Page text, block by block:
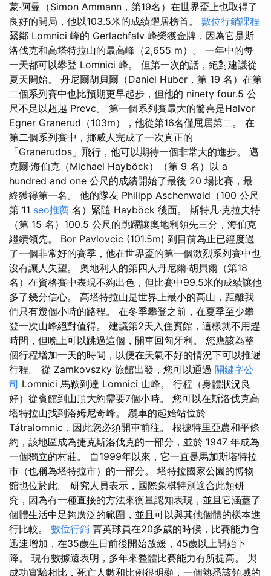
蒙·阿曼（Simon Ammann，第19名）在世界盃上也取得了
良好的開局，他以103.5米的成績躍居榜首。 數位行銷課程
緊鄰 Lomnici 峰的 Gerlachfalv 峰榮獲金牌，因為它是斯
洛伐克和高塔特拉山的最高峰（​​2,655 m）。 一年中的每
一天都可以攀登 Lomnici 峰。 但第一次的話，絕對建議從
夏天開始。 丹尼爾胡貝爾（Daniel Huber，第 19 名）在第
二個系列賽中也比預期更早起步，但他的 ninety four.5 公
尺不足以超越 Prevc。 第一個系列賽最大的驚喜是Halvor
Egner Granerud（103m），他從第16名僅屈居第二。 在
第二個系列賽中，挪威人完成了一次真正的
「Granerudos」飛行，他可以期待一個非常大的進步。 邁
克爾·海伯克（Michael Hayböck）（第 9 名）以 a
hundred and one 公尺的成績開始了最後 20 場比賽，最
終獲得第一名。 他的隊友 Philipp Aschenwald（100 公尺
第 11 seo推薦 名）緊隨 Hayböck 後面。 斯特凡·克拉夫特
（第 15 名）100.5 公尺的跳躍讓奧地利領先三分，海伯克
繼續領先。 Bor Pavlovcic (101.5m) 到目前為止已經度過
了一個非常好的賽季，他在世界盃的第一個激烈系列賽中也
沒有讓人失望。 奧地利人的第四人丹尼爾·胡貝爾（第18
名）在資格賽中表現不夠出色，但比賽中99.5米的成績讓他
多了幾分信心。 高塔特拉山是世界上最小的高山，距離我
們只有幾個小時的路程。 在冬季攀登之前，在夏季至少攀
登一次山峰絕對值得。 建議第2天入住賓館，這樣就不用趕
時間，但晚上可以跳過這個，開車回匈牙利。 您應該為整
個行程增加一天的時間，以便在天氣不好的情況下可以推遲
行程。 從 Zamkovszky 旅館出發，您可以通過 關鍵字公
司 Lomnici 馬鞍到達 Lomnici 山峰。 行程（身體狀況良
好）從賓館到山頂大約需要7個小時。 您可以在斯洛伐克高
塔特拉山找到洛姆尼奇峰。 纜車的起始站位於
Tátralomnic，因此您必須開車前往。 根據特里亞農和平條
約，該地區成為捷克斯洛伐克的一部分，並於 1947 年成為
一個獨立的村莊。 自1999年以來，它一直是馬加斯塔特拉
市（也稱為塔特拉市）的一部分。 塔特拉國家公園的博物
館也位於此。 研究人員表示，國際象棋特別適合此類研
究，因為有一種直接的方法來衡量認知表現，並且它涵蓋了
個體生活中足夠廣泛的範圍，並且可以與其他個體的樣本進
行比較。 數位行銷 菁英球員在20多歲的時候，比賽能力會
迅速增加，在35歲生日前後開始放緩，45歲以上開始下
降。 現有數據還表明，多年來整體比賽能力有所提高。 與
成功實驗相比，死亡人數和比例很明顯，一個熟悉該領域的